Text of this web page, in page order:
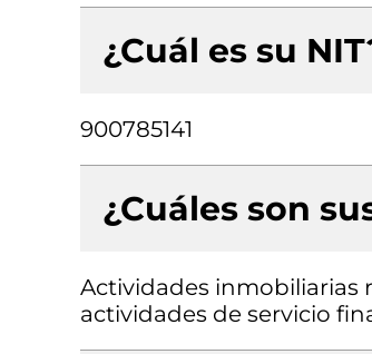
¿Cuál es su
900785141
¿Cuáles son
Actividades inmobiliarias
actividades de servicio